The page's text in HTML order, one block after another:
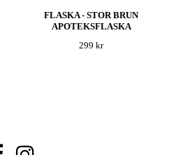
FLASKA - STOR BRUN
APOTEKSFLASKA
299 kr